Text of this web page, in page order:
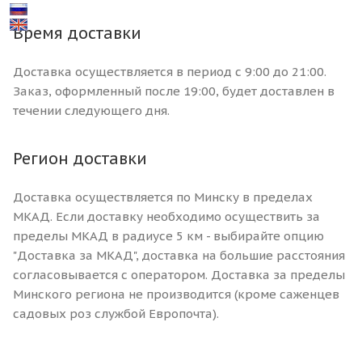
Время доставки
Доставка осуществляется в период с 9:00 до 21:00.
Заказ, оформленный после 19:00, будет доставлен в
течении следующего дня.
Регион доставки
Доставка осуществляется по Минску в пределах
МКАД. Если доставку необходимо осуществить за
пределы МКАД в радиусе 5 км - выбирайте опцию
"Доставка за МКАД", доставка на большие расстояния
согласовывается с оператором. Доставка за пределы
Минского региона не производится (кроме саженцев
садовых роз службой Европочта).